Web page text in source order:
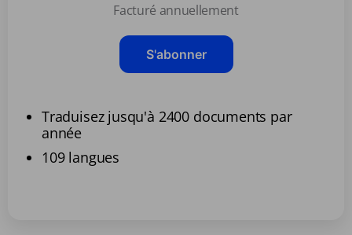
Facturé annuellement
S'abonner
Traduisez jusqu'à 2400 documents par
année
109 langues